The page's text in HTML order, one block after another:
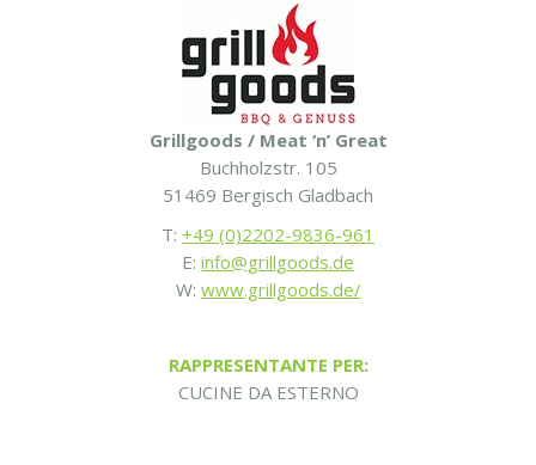
Grillgoods / Meat ‘n’ Great
Buchholzstr. 105
51469 Bergisch Gladbach
T: +49 (0)2202-9836-961
E: info@grillgoods.de
W: www.grillgoods.de/
RAPPRESENTANTE PER:
CUCINE DA ESTERNO